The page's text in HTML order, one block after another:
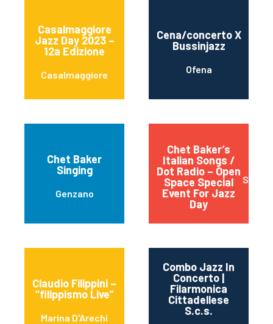
Casalmaggiore
Jazz Day 2023 –
12a Edizione
Casalmaggiore
Cena/concerto X
Bussinjazz
Ofena
Chet Baker
Singing
Genzano
Chet Baker’s
Italian Songs /
Dot Radio – Open
Space Special
Event For Jazz
Day
Spello
Claudio Filippini –
“filippismo Live”
Marina D'Arechi
Combo Jazz In
Concerto |
Filarmonica
Cittadellese
S.c.s.